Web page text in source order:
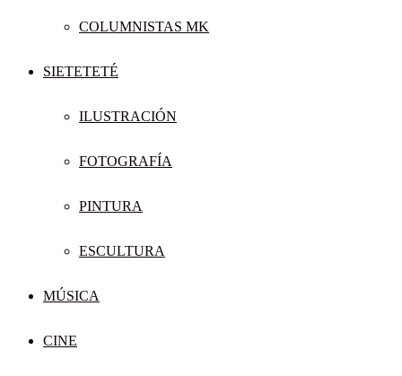
COLUMNISTAS MK
SIETETETÉ
ILUSTRACIÓN
FOTOGRAFÍA
PINTURA
ESCULTURA
MÚSICA
CINE